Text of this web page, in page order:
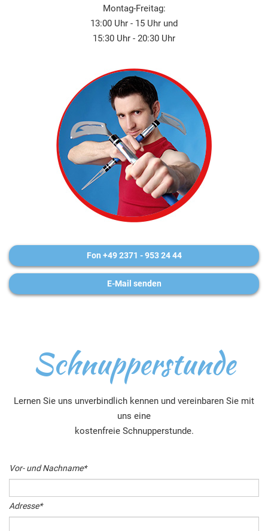
Montag-Freitag:
13:00 Uhr - 15 Uhr und
15:30 Uhr - 20:30 Uhr
Fon +49 2371 - 953 24 44
E-Mail senden
Schnupperstunde
Lernen Sie uns unverbindlich kennen und vereinbaren Sie mit
uns eine
kostenfreie Schnupperstunde.
Vor- und Nachname*
Adresse*